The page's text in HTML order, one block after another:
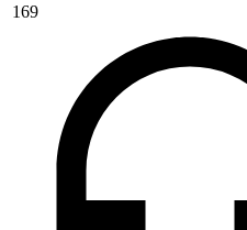
169